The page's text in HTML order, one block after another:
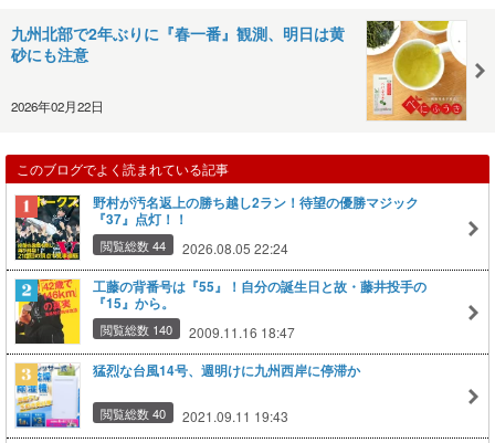
九州北部で2年ぶりに『春一番』観測、明日は黄
砂にも注意
2026年02月22日
このブログでよく読まれている記事
野村が汚名返上の勝ち越し2ラン！待望の優勝マジック
『37』点灯！！
閲覧総数 44 2026.08.05 22:24
工藤の背番号は『55』！自分の誕生日と故・藤井投手の
『15』から。
閲覧総数 140 2009.11.16 18:47
猛烈な台風14号、週明けに九州西岸に停滞か
閲覧総数 40 2021.09.11 19:43